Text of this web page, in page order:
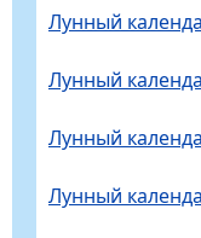
Лунный
Лунный
Лунный
Лунный